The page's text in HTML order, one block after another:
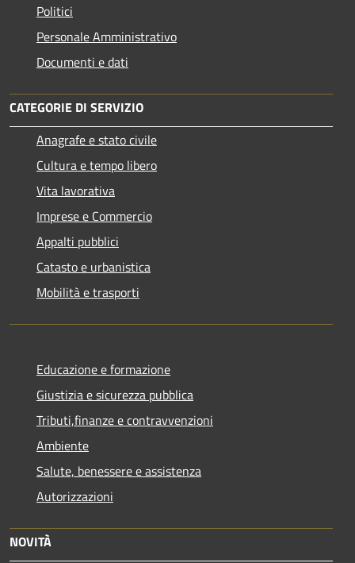
Politici
Personale Amministrativo
Documenti e dati
CATEGORIE DI SERVIZIO
Anagrafe e stato civile
Cultura e tempo libero
Vita lavorativa
Imprese e Commercio
Appalti pubblici
Catasto e urbanistica
Mobilità e trasporti
Educazione e formazione
Giustizia e sicurezza pubblica
Tributi,finanze e contravvenzioni
Ambiente
Salute, benessere e assistenza
Autorizzazioni
NOVITÀ